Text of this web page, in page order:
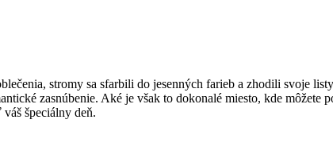
stromy sa sfarbili do jesenných farieb a zhodili svoje
zasnúbenie. Aké je však to dokonalé miesto, kde môžete
špeciálny deň.